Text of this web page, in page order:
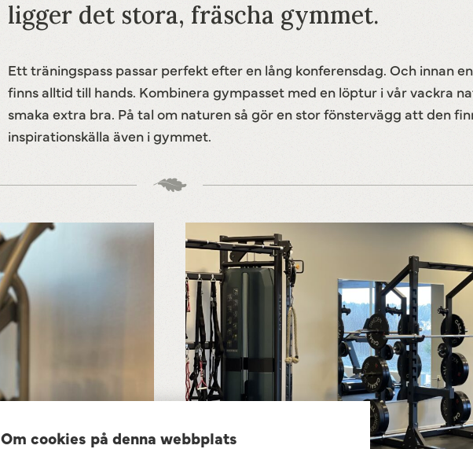
ligger det stora, fräscha gymmet.
Ett träningspass passar perfekt efter en lång konferensdag. Och innan
finns alltid till hands. Kombinera gympasset med en löptur i vår vackra
smaka extra bra. På tal om naturen så gör en stor fönstervägg att den
inspirationskälla även i gymmet.
Om cookies på denna webbplats